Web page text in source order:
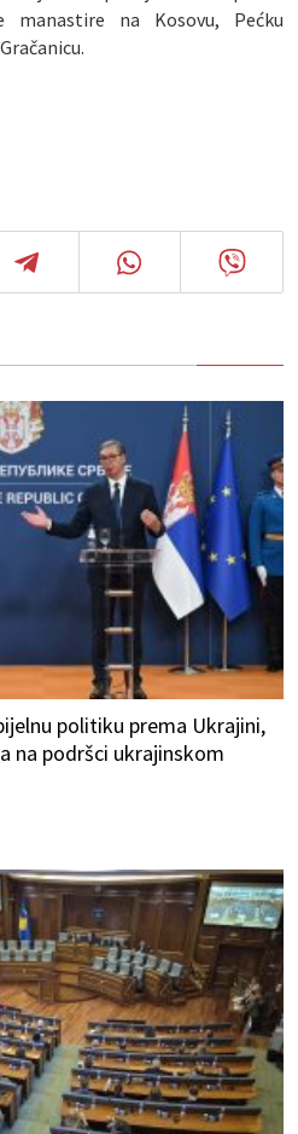
manastire na Kosovu, Pećku
politiku prema Ukrajini,
na podršci ukrajinskom